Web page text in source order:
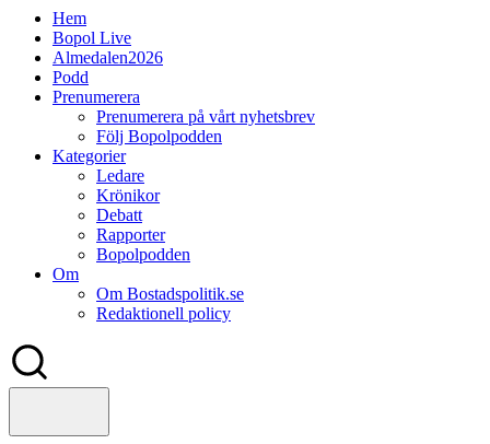
Hem
Bopol Live
Almedalen2026
Podd
Prenumerera
Prenumerera på vårt nyhetsbrev
Följ Bopolpodden
Kategorier
Ledare
Krönikor
Debatt
Rapporter
Bopolpodden
Om
Om Bostadspolitik.se
Redaktionell policy